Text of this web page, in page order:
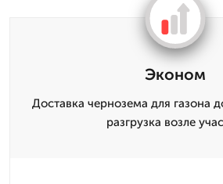
Эконом
Доставка чернозема для газона
разгрузка возле